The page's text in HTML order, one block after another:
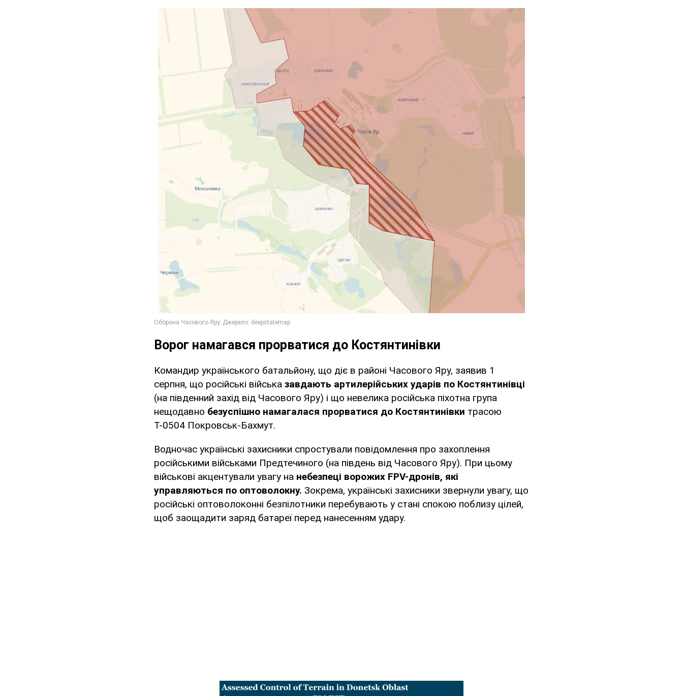
Ворог намагався прорватися до Костянтинівки
Командир українського батальйону, що діє в районі Часового Яру, заявив 1
серпня, що російські війська завдають артилерійських ударів по Костянтинівці
(на південний захід від Часового Яру) і що невелика російська піхотна група
нещодавно безуспішно намагалася прорватися до Костянтинівки трасою
Т-0504 Покровськ-Бахмут.
Водночас українські захисники спростували повідомлення про захоплення
російськими військами Предтечиного (на південь від Часового Яру). При цьому
військові акцентували увагу на небезпеці ворожих FPV-дронів, які
управляються по оптоволокну. Зокрема, українські захисники звернули увагу, що
російські оптоволоконні безпілотники перебувають у стані спокою поблизу цілей,
щоб заощадити заряд батареї перед нанесенням удару.